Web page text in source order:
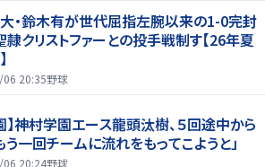
・鈴木有が世代屈指左腕以来の1-0完封
隷クリストファーとの投手戦制す【26年夏
20:35野球
】神村学園エース龍頭汰樹、５回途中から
う一回チームに流れをもってこようと」
20:24野球